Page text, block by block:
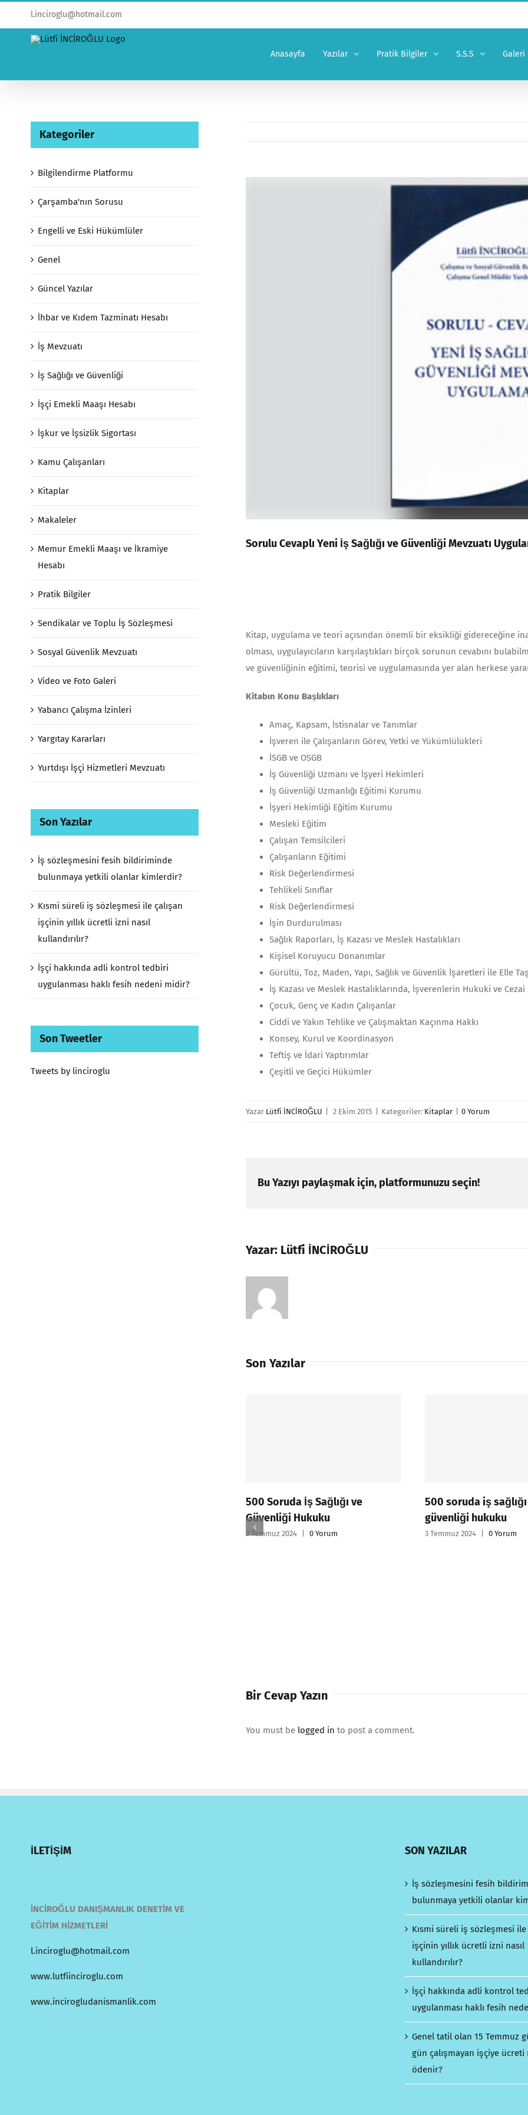
l.inciroglu@hotmail.com
Anasayfa Yazılar Pratik Bilgiler S.S.S Galeri
Sorulu Cevaplı Yeni İş Sağlığı ve Güvenliği Mevzuatı
Kitap, uygulama ve teori açısından önemli bir eksikliği gidereceğine
olması, uygulayıcıların karşılaştıkları birçok sorunun cevabını
ve güvenliğinin eğitimi, teorisi ve uygulamasında yer alan herkese
Kitabın Konu Başlıkları
Amaç, Kapsam, İstisnalar ve Tanımlar
İşveren ile Çalışanların Görev, Yetki ve Yükümlülükleri
İSGB ve OSGB
İş Güvenliği Uzmanı ve İşyeri Hekimleri
İş Güvenliği Uzmanlığı Eğitimi Kurumu
İşyeri Hekimliği Eğitim Kurumu
Mesleki Eğitim
Çalışan Temsilcileri
Çalışanların Eğitimi
Risk Değerlendirmesi
Tehlikeli Sınıflar
Risk Değerlendirmesi
İşin Durdurulması
Sağlık Raporları, İş Kazası ve Meslek Hastalıkları
Kişisel Koruyucu Donanımlar
Gürültü, Toz, Maden, Yapı, Sağlık ve Güvenlik İşaretleri ile Elle
İş Kazası ve Meslek Hastalıklarında, İşverenlerin Hukuki ve
Çocuk, Genç ve Kadın Çalışanlar
Ciddi ve Yakın Tehlike ve Çalışmaktan Kaçınma Hakkı
Konsey, Kurul ve Koordinasyon
Teftiş ve İdari Yaptırımlar
Çeşitli ve Geçici Hükümler
Yazar Lütfi İNCİROĞLU 2 Ekim 2015 Kategoriler: Kitaplar 0 Yorum
Bu Yazıyı paylaşmak için, platformunuzu seçin!
Yazar: Lütfi İNCİROĞLU
Son Yazılar
500 Soruda İş Sağlığı ve
Güvenliği Hukuku
3 Temmuz 2024 | 0 Yorum
500 soruda iş sağlığı ve
güvenliği hukuku
3 Temmuz 2024 | 0 Yorum
Bir Cevap Yazın
You must be logged in to post a comment.
Kategoriler
Bilgilendirme Platformu
Çarşamba'nın Sorusu
Engelli ve Eski Hükümlüler
Genel
Güncel Yazılar
İhbar ve Kıdem Tazminatı Hesabı
İş Mevzuatı
İş Sağlığı ve Güvenliği
İşçi Emekli Maaşı Hesabı
İşkur ve İşsizlik Sigortası
Kamu Çalışanları
Kitaplar
Makaleler
Memur Emekli Maaşı ve İkramiye
Hesabı
Pratik Bilgiler
Sendikalar ve Toplu İş Sözleşmesi
Sosyal Güvenlik Mevzuatı
Video ve Foto Galeri
Yabancı Çalışma İzinleri
Yargıtay Kararları
Yurtdışı İşçi Hizmetleri Mevzuatı
Son Yazılar
İş sözleşmesini fesih bildiriminde
bulunmaya yetkili olanlar kimlerdir?
Kısmi süreli iş sözleşmesi ile çalışan
işçinin yıllık ücretli izni nasıl
kullandırılır?
İşçi hakkında adli kontrol tedbiri
uygulanması haklı fesih nedeni midir?
Son Tweetler
Tweets by linciroglu
İLETİŞİM
İNCİROĞLU DANIŞMANLIK DENETİM VE
EĞİTİM HİZMETLERİ
l.inciroglu@hotmail.com
www.lutfiinciroglu.com
www.incirogludanismanlik.com
SON YAZILAR
İş sözleşmesini fesih
bulunmaya yetkili olanlar
Kısmi süreli iş sözleşmesi ile
işçinin yıllık ücretli izni nasıl
kullandırılır?
İşçi hakkında adli kontrol
uygulanması haklı fesih
Genel tatil olan 15 Temmuz
gün çalışmayan işçiye ücreti
ödenir?